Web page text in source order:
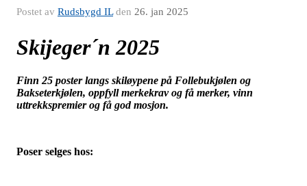
Postet av Rudsbygd ILden 26. jan 2025
Skijeger´n2025
Finn 25 poster langs skiløypene på Follebukjølen og
Bakseterkjølen, oppfyll merkekrav og få merker, vinn
uttrekkspremier og få god mosjon.
Poser selges hos: